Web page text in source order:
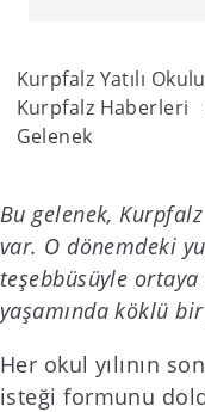
t
Kurpfalz Yatılı
Kurpfalz Haberleri
Gelenek
Bu gelenek, Kurpfalz
var. O dönemdeki
teşebbüsüyle
yaşamında köklü
Her okul yılının
isteği formunu